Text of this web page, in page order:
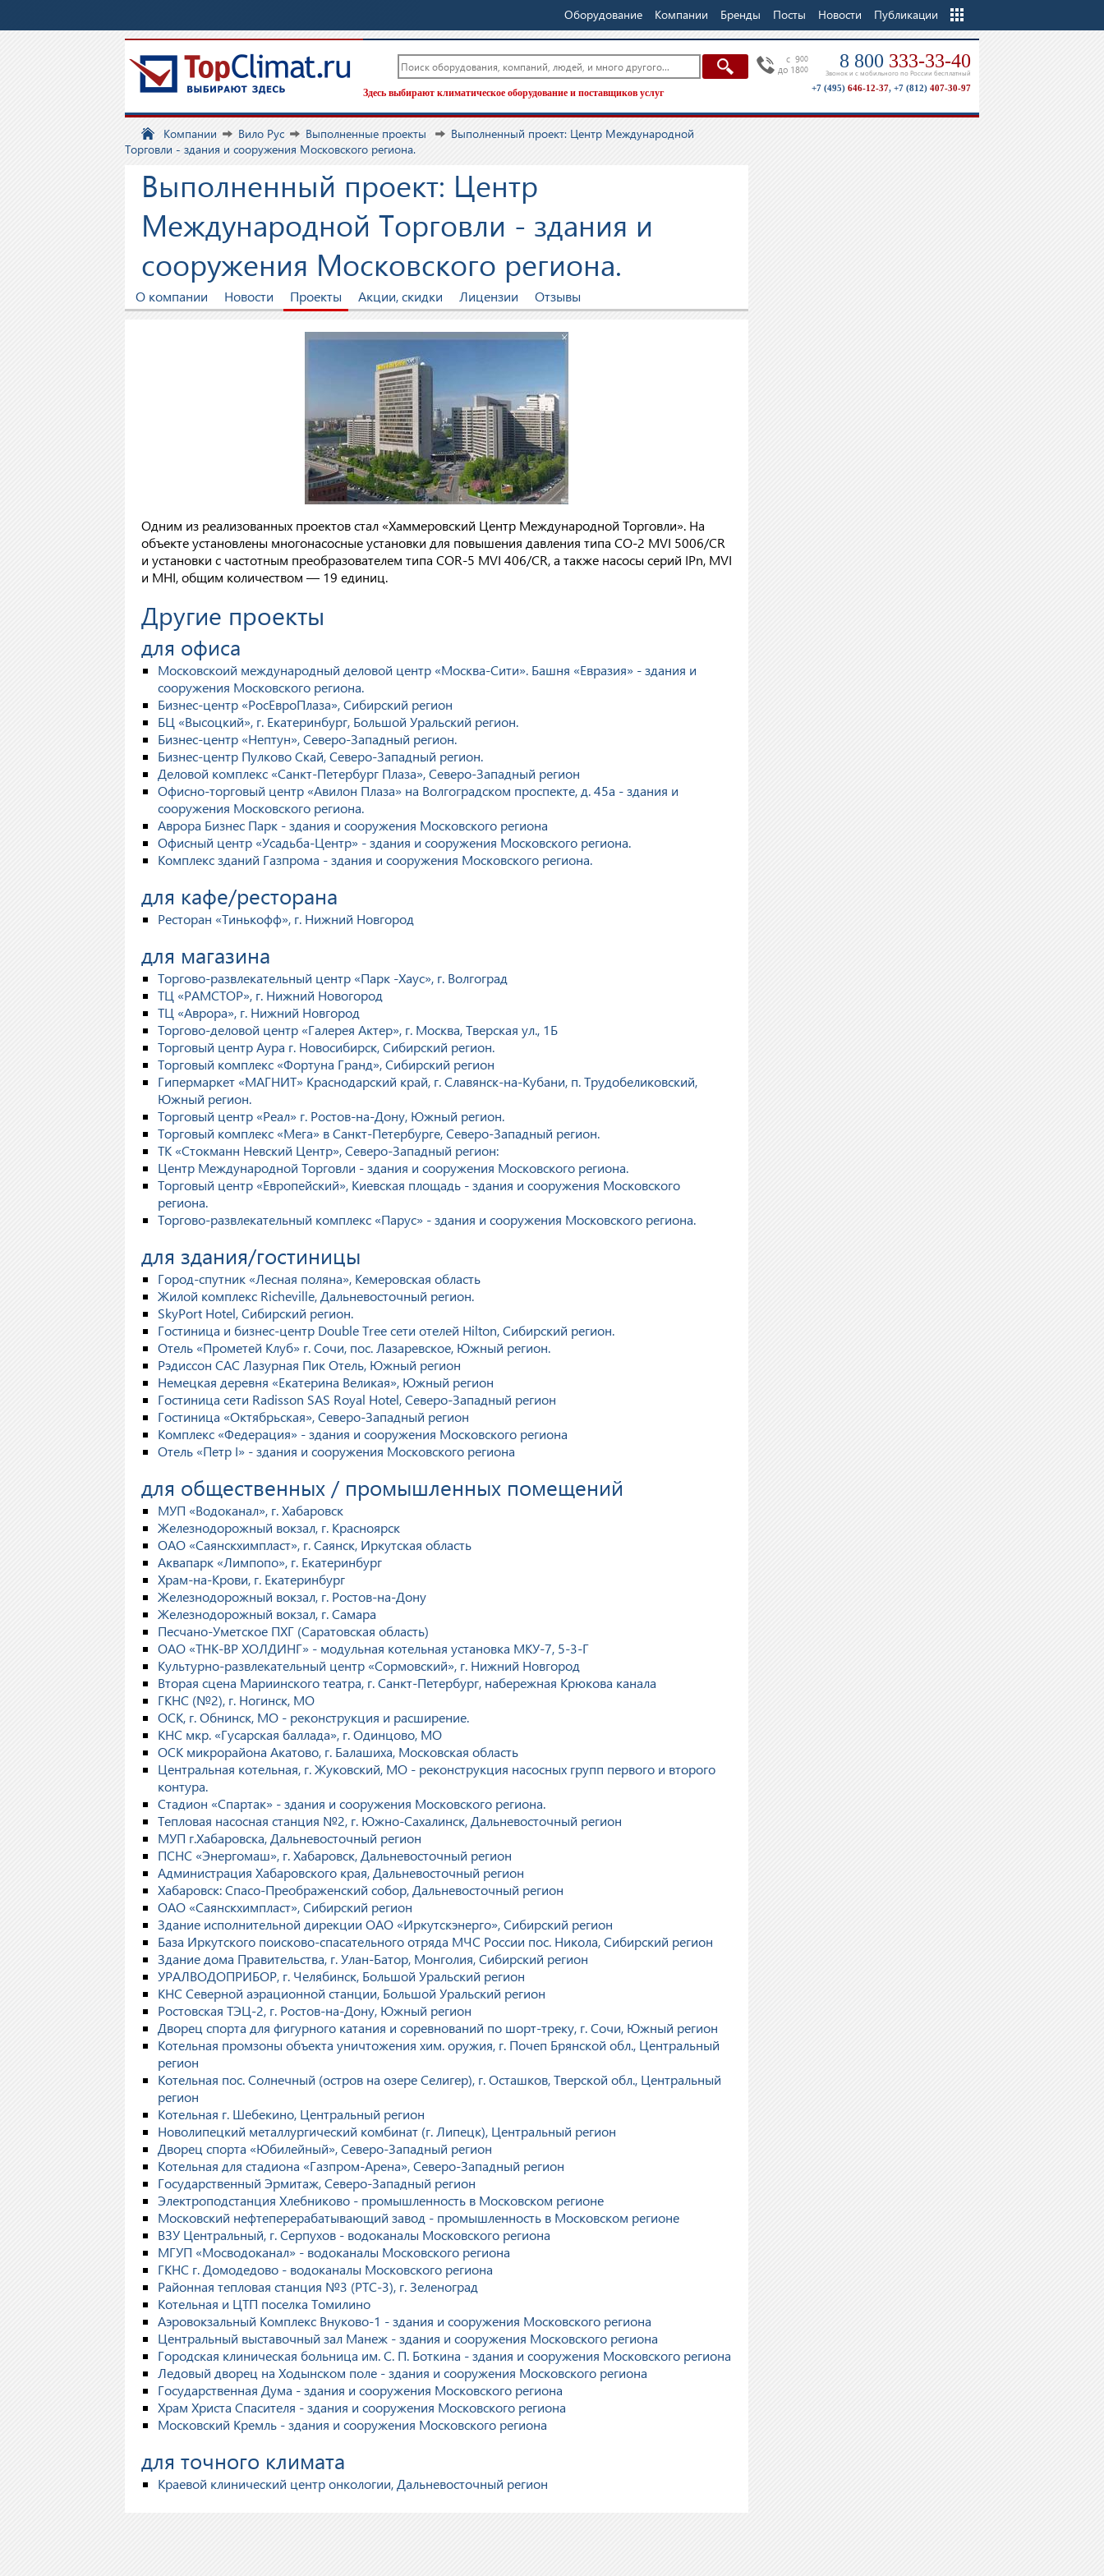
Оборудование Компании Бренды Посты Новости Публикации
Еще
c 900
до 1800 8 800 333-33-40
Звонок и с мобильного по России бесплатный
+7 (495) 646-12-37, +7 (812) 407-30-97
Здесь выбирают климатическое оборудование и поставщиков услуг
Компании Вило Рус Выполненные проекты
Выполненный проект: Центр Международной
Торговли - здания и сооружения Московского региона.
Выполненный проект: Центр
Международной Торговли - здания и
сооружения Московского региона.
О компании Новости Проекты Акции, скидки Лицензии Отзывы
Одним из реализованных проектов стал «Хаммеровский Центр Международной Торговли». На
объекте установлены многонасосные установки для повышения давления типа CO-2 MVI 5006/CR
и установки с частотным преобразователем типа COR-5 MVI 406/CR, а также насосы серий IPn, MVI
и MHI, общим количеством — 19 единиц.
Другие проекты
для офиса
Московскоий международный деловой центр «Москва-Сити». Башня «Евразия» - здания и
сооружения Московского региона.
Бизнес-центр «РосЕвроПлаза», Сибирский регион
БЦ «Высоцкий», г. Екатеринбург, Большой Уральский регион.
Бизнес-центр «Нептун», Северо-Западный регион.
Бизнес-центр Пулково Скай, Северо-Западный регион.
Деловой комплекс «Санкт-Петербург Плаза», Северо-Западный регион
Офисно-торговый центр «Авилон Плаза» на Волгоградском проспекте, д. 45а - здания и
сооружения Московского региона.
Аврора Бизнес Парк - здания и сооружения Московского региона
Офисный центр «Усадьба-Центр» - здания и сооружения Московского региона.
Комплекс зданий Газпрома - здания и сооружения Московского региона.
для кафе/ресторана
Ресторан «Тинькофф», г. Нижний Новгород
для магазина
Торгово-развлекательный центр «Парк -Хаус», г. Волгоград
ТЦ «РАМСТОР», г. Нижний Новогород
ТЦ «Аврора», г. Нижний Новгород
Торгово-деловой центр «Галерея Актер», г. Москва, Тверская ул., 1Б
Торговый центр Аура г. Новосибирск, Сибирский регион.
Торговый комплекс «Фортуна Гранд», Сибирский регион
Гипермаркет «МАГНИТ» Краснодарский край, г. Славянск-на-Кубани, п. Трудобеликовский,
Южный регион.
Торговый центр «Реал» г. Ростов-на-Дону, Южный регион.
Торговый комплекс «Мега» в Санкт-Петербурге, Северо-Западный регион.
ТК «Стокманн Невский Центр», Северо-Западный регион:
Центр Международной Торговли - здания и сооружения Московского региона.
Торговый центр «Европейский», Киевская площадь - здания и сооружения Московского
региона.
Торгово-развлекательный комплекс «Парус» - здания и сооружения Московского региона.
для здания/гостиницы
Город-спутник «Лесная поляна», Кемеровская область
Жилой комплекс Richeville, Дальневосточный регион.
SkyPort Hotel, Сибирский регион.
Гостиница и бизнес-центр Double Tree сети отелей Hilton, Сибирский регион.
Отель «Прометей Клуб» г. Сочи, пос. Лазаревское, Южный регион.
Рэдиссон САС Лазурная Пик Отель, Южный регион
Немецкая деревня «Екатерина Великая», Южный регион
Гостиница сети Radisson SAS Royal Hotel, Северо-Западный регион
Гостиница «Октябрьская», Северо-Западный регион
Комплекс «Федерация» - здания и сооружения Московского региона
Отель «Петр I» - здания и сооружения Московского региона
для общественных / промышленных помещений
МУП «Водоканал», г. Хабаровск
Железнодорожный вокзал, г. Красноярск
ОАО «Саянскхимпласт», г. Саянск, Иркутская область
Аквапарк «Лимпопо», г. Екатеринбург
Храм-на-Крови, г. Екатеринбург
Железнодорожный вокзал, г. Ростов-на-Дону
Железнодорожный вокзал, г. Самара
Песчано-Уметское ПХГ (Саратовская область)
ОАО «ТНК-ВР ХОЛДИНГ» - модульная котельная установка МКУ-7, 5-3-Г
Культурно-развлекательный центр «Сормовский», г. Нижний Новгород
Вторая сцена Мариинского театра, г. Санкт-Петербург, набережная Крюкова канала
ГКНС (№2), г. Ногинск, МО
ОСК, г. Обнинск, МО - реконструкция и расширение.
КНС мкр. «Гусарская баллада», г. Одинцово, МО
ОСК микрорайона Акатово, г. Балашиха, Московская область
Центральная котельная, г. Жуковский, МО - реконструкция насосных групп первого и второго
контура.
Стадион «Спартак» - здания и сооружения Московского региона.
Тепловая насосная станция №2, г. Южно-Сахалинск, Дальневосточный регион
МУП г.Хабаровска, Дальневосточный регион
ПСНС «Энергомаш», г. Хабаровск, Дальневосточный регион
Администрация Хабаровского края, Дальневосточный регион
Хабаровск: Спасо-Преображенский собор, Дальневосточный регион
ОАО «Саянскхимпласт», Сибирский регион
Здание исполнительной дирекции ОАО «Иркутскэнерго», Сибирский регион
База Иркутского поисково-спасательного отряда МЧС России пос. Никола, Сибирский регион
Здание дома Правительства, г. Улан-Батор, Монголия, Сибирский регион
УРАЛВОДОПРИБОР, г. Челябинск, Большой Уральский регион
КНС Северной аэрационной станции, Большой Уральский регион
Ростовская ТЭЦ-2, г. Ростов-на-Дону, Южный регион
Дворец спорта для фигурного катания и соревнований по шорт-треку, г. Сочи, Южный регион
Котельная промзоны объекта уничтожения хим. оружия, г. Почеп Брянской обл., Центральный
регион
Котельная пос. Солнечный (остров на озере Селигер), г. Осташков, Тверской обл., Центральный
регион
Котельная г. Шебекино, Центральный регион
Новолипецкий металлургический комбинат (г. Липецк), Центральный регион
Дворец спорта «Юбилейный», Северо-Западный регион
Котельная для стадиона «Газпром-Арена», Северо-Западный регион
Государственный Эрмитаж, Северо-Западный регион
Электроподстанция Хлебниково - промышленность в Московском регионе
Московский нефтеперерабатывающий завод - промышленность в Московском регионе
ВЗУ Центральный, г. Серпухов - водоканалы Московского региона
МГУП «Мосводоканал» - водоканалы Московского региона
ГКНС г. Домодедово - водоканалы Московского региона
Районная тепловая станция №3 (РТС-3), г. Зеленоград
Котельная и ЦТП поселка Томилино
Аэровокзальный Комплекс Внуково-1 - здания и сооружения Московского региона
Центральный выставочный зал Манеж - здания и сооружения Московского региона
Городская клиническая больница им. С. П. Боткина - здания и сооружения Московского региона
Ледовый дворец на Ходынском поле - здания и сооружения Московского региона
Государственная Дума - здания и сооружения Московского региона
Храм Христа Спасителя - здания и сооружения Московского региона
Московский Кремль - здания и сооружения Московского региона
для точного климата
Краевой клинический центр онкологии, Дальневосточный регион